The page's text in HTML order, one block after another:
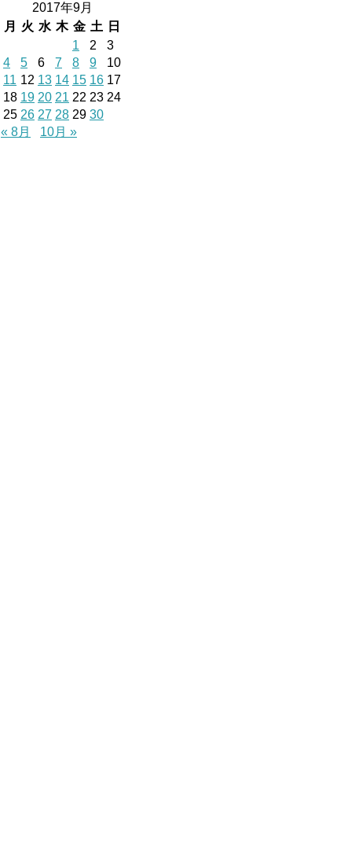
2017年9月
月
火 水 木 金 土
日
1
2
3
4
5 6 7 8 9
10
11 12 13 14 15 16 17
18 19 20 21 22 23 24
25 26 27 28 29 30
« 8月
10月 »